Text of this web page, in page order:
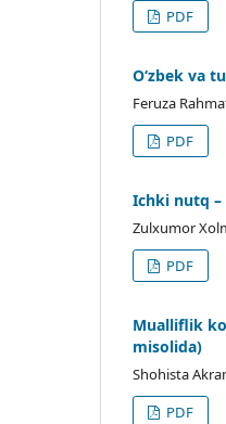
PDF
O‘zbek va
Feruza
PDF
Ichki nutq –
Zulxumor
PDF
Mualliflik
misolida)
Shohista
PDF